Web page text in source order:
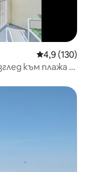
Средна
4,9 (130)
към плажа в